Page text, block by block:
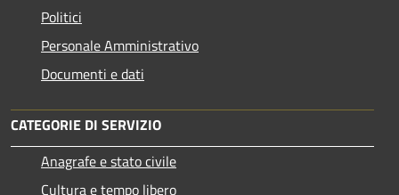
Politici
Personale Amministrativo
Documenti e dati
CATEGORIE DI SERVIZIO
Anagrafe e stato civile
Cultura e tempo libero